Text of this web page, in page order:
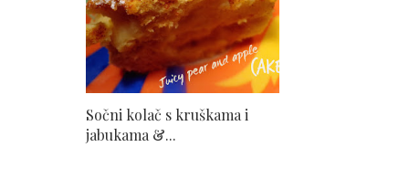
Sočni kolač s kruškama i
jabukama &...